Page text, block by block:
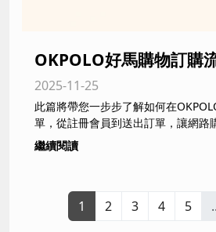
OKPOLO好馬購物訂購
毛巾工廠,毛巾批發,純棉
2025-11-25
此篇將帶您一步步了解如何在
單，從註冊會員到送出訂單，讓網路
心。
繼續閱讀
1 2 3 4 5